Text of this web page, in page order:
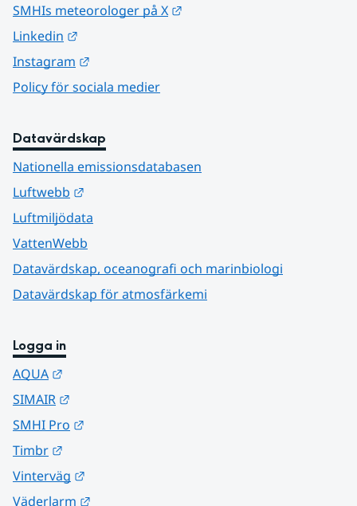
SMHIs meteorologer på X
Linkedin
Instagram
Policy för sociala medier
Datavärdskap
Nationella emissionsdatabasen
Luftwebb
Luftmiljödata
VattenWebb
Datavärdskap, oceanografi och marinbiologi
Datavärdskap för atmosfärkemi
Logga in
AQUA
SIMAIR
SMHI Pro
Timbr
Vinterväg
Väderlarm